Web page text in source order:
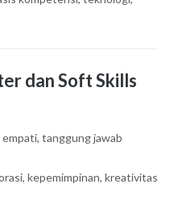
dan Soft Skills
tanggung jawab
kepemimpinan, kreativitas